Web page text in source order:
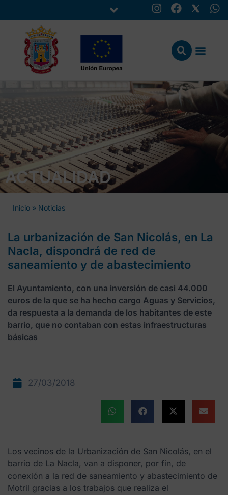
ACTUALIDAD
Inicio » Noticias
La urbanización de San Nicolás, en La
Nacla, dispondrá de red de
saneamiento y de abastecimiento
El Ayuntamiento, con una inversión de casi 44.000
euros de la que se ha hecho cargo Aguas y Servicios,
da respuesta a la demanda de los habitantes de este
barrio, que no contaban con estas infraestructuras
básicas
27/03/2018
Los vecinos de la Urbanización de San Nicolás, en el
barrio de La Nacla, van a disponer, por fin, de
conexión a la red de saneamiento y abastecimiento de
Motril gracias a los trabajos que realiza el